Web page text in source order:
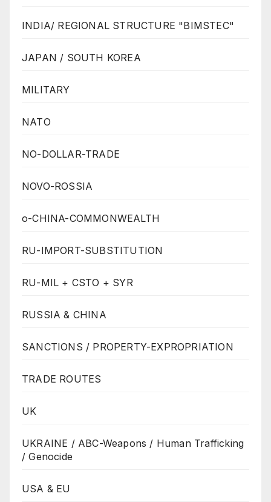
INDIA/ REGIONAL STRUCTURE "BIMSTEC"
JAPAN / SOUTH KOREA
MILITARY
NATO
NO-DOLLAR-TRADE
NOVO-ROSSIA
o-CHINA-COMMONWEALTH
RU-IMPORT-SUBSTITUTION
RU-MIL + CSTO + SYR
RUSSIA & CHINA
SANCTIONS / PROPERTY-EXPROPRIATION
TRADE ROUTES
UK
UKRAINE / ABC-Weapons / Human Trafficking
/ Genocide
USA & EU